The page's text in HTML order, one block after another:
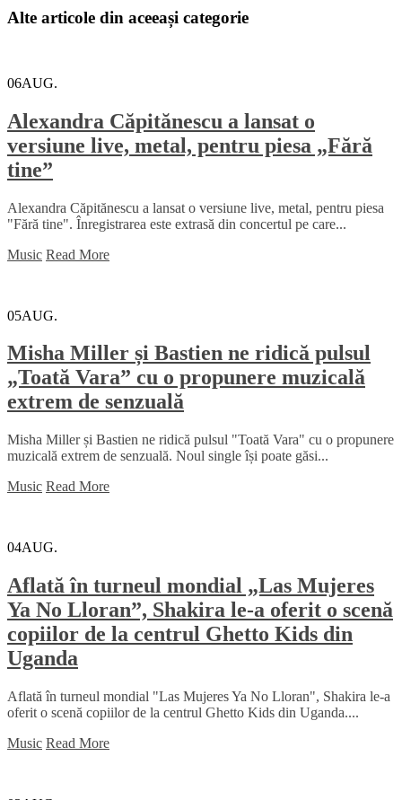
Alte articole din aceeași categorie
06AUG.
Alexandra Căpitănescu a lansat o
versiune live, metal, pentru piesa „Fără
tine”
Alexandra Căpitănescu a lansat o versiune live, metal, pentru piesa
"Fără tine". Înregistrarea este extrasă din concertul pe care...
Music Read More
05AUG.
Misha Miller și Bastien ne ridică pulsul
„Toată Vara” cu o propunere muzicală
extrem de senzuală
Misha Miller și Bastien ne ridică pulsul "Toată Vara" cu o propunere
muzicală extrem de senzuală. Noul single își poate găsi...
Music Read More
04AUG.
Aflată în turneul mondial „Las Mujeres
Ya No Lloran”, Shakira le-a oferit o scenă
copiilor de la centrul Ghetto Kids din
Uganda
Aflată în turneul mondial "Las Mujeres Ya No Lloran", Shakira le-a
oferit o scenă copiilor de la centrul Ghetto Kids din Uganda....
Music Read More